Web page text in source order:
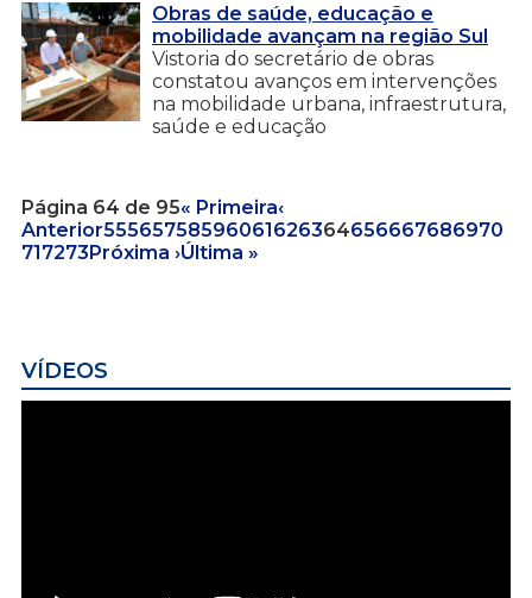
Obras de saúde, educação e
mobilidade avançam na região Sul
Vistoria do secretário de obras
constatou avanços em intervenções
na mobilidade urbana, infraestrutura,
saúde e educação
Página 64 de 95« Primeira‹
Anterior55565758596061626364656667686970
717273Próxima ›Última »
VÍDEOS